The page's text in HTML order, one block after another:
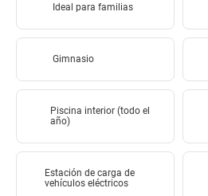
Ideal para familias
Gimnasio
Piscina interior (todo el
año)
Estación de carga de
vehículos eléctricos